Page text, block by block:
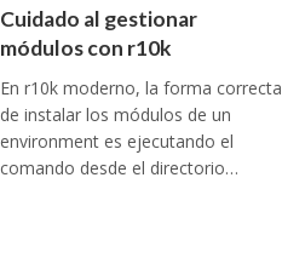
Cuidado al gestionar
módulos con r10k
En r10k moderno, la forma correcta
de instalar los módulos de un
environment es ejecutando el
comando desde el directorio…